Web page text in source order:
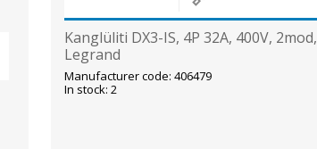
Kanglüliti DX3-IS, 4P 32A, 400V, 2mod,
Legrand
Manufacturer code: 406479
In stock: 2